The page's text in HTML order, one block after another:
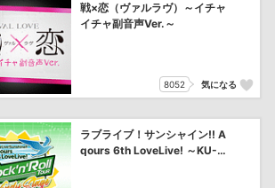
戦×恋（ヴァルラヴ）～イチャ
イチャ副音声Ver.～
8052 気になる
ラブライブ！サンシャイン!! A
qours 6th LoveLive! ～KU-R